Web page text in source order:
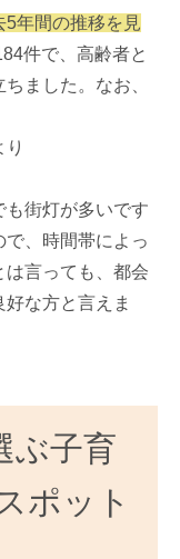
5年間の推移を見
件で、高齢者と
ました。なお、
街灯が多いです
、時間帯によっ
は言っても、都会
な方と言えま
ぶ子育
ポット